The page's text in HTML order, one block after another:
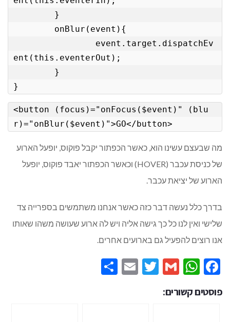
ent(this.eventerOut);
}
<button (focus)="onFocus($event)" (blu
r)="onBlur($event)">GO</button>
מה שבעצם עשינו הוא, כאשר הכפתור יקבל פוקוס, יופעל הארוע
של כניסת עכבר (HOVER) וכאשר הכפתור יאבד פוקוס, יופעל
הארוע של יציאת עכבר.
בדרך כלל נעשה דבר כזה כאשר אנחנו משתמשים בספרייה צד
שלישי ואין לנו כל כך גישה אליה ויש לה ארוע שעושה משהו שאותו
אנו רוצים להפעיל גם בארועים אחרים.
Facebook
WhatsApp
Gmail
Twitter
Email
פוסטים קשורים: